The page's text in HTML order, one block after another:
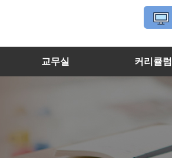
교무실
국어/과학/사회선생님
커리큘럼
초등학생